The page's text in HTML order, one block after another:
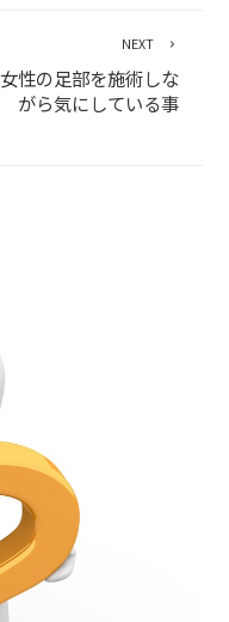
NEXT
女性の足部を施術しな
がら気にしている事